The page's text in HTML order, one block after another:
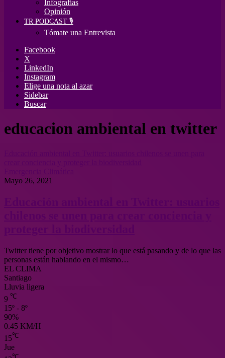
Infografías
Opinión
TR PODCAST 🎙️
Tómate una Entrevista
Facebook
X
LinkedIn
Instagram
Elige una nota al azar
Sidebar
Buscar
educacion ambiental en twitter
Mayo 26, 2021
Twitter tiene por objetivo mostrar lo que está pasando y de lo que las
personas están hablando en el mismo…
EL CLIMA
Santiago
Lluvia ligera
9 ℃
15º - 8º
90%
0.45 KM/H
15℃
Jue